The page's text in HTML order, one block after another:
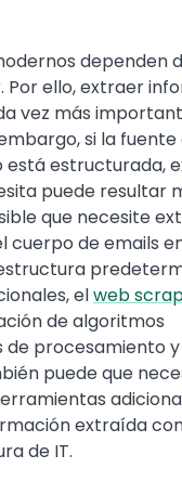
dependen
Por ello, extraer
vez más
si la fuente
está estructurada,
puede resultar
que necesite
cuerpo de emails
elweb
de algoritmos
de procesamiento
puede que
extraída
de IT.